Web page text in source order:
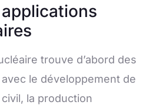
trouve d’abord des
le développement de
la production